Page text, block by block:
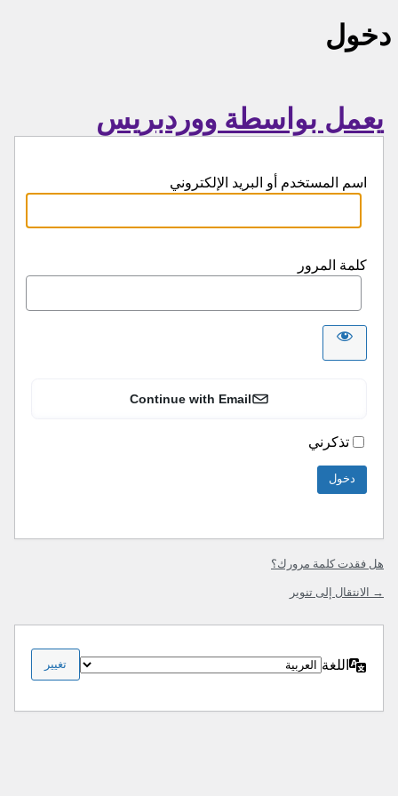
دخول
يعمل بواسطة ووردبريس
اسم المستخدم أو البريد الإلكتروني
كلمة المرور
Continue with Email
تذكرني
هل فقدت كلمة مرورك؟
→ الانتقال إلى تنوير
اللغة